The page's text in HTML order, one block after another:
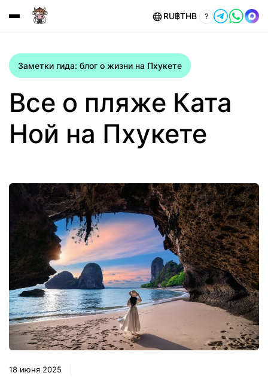
RU฿THB ?
Заметки гида: блог о жизни на Пхукете
Все о пляже Ката
Ной на Пхукете
18 июня 2025